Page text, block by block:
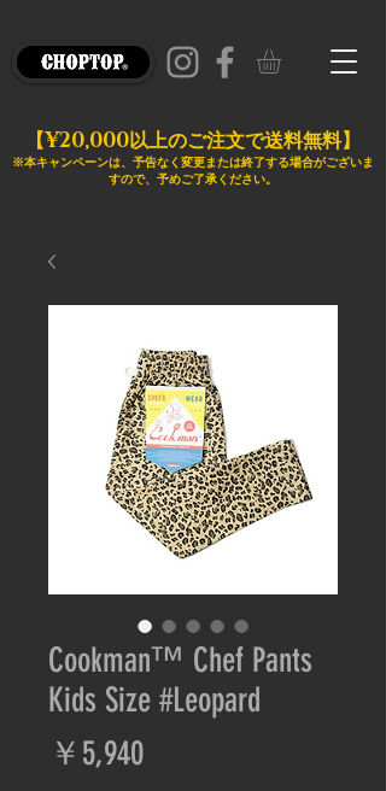
【¥20,000以上のご注文で送料無料】
※本キャンペーンは、予告なく変更または終了する場合がございま
すので、予めご了承ください。
Cookman™️ Chef Pants
Kids Size #Leopard
￥5,940価